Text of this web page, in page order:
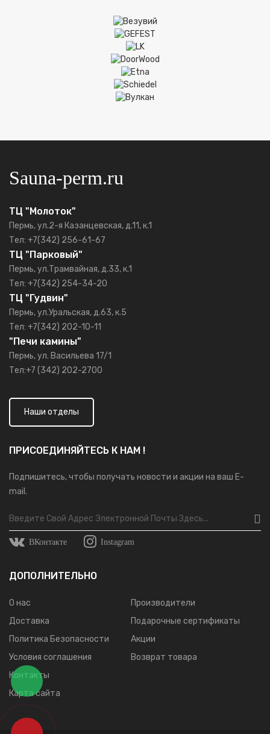
Sauna-perm.ru
ТЦ "Молоток"
Пермь, ул.2-я Казанцевская, д.11, к.1
Тел: +7(342) 256-61-67
ТЦ "Парковый"
Пермь, ул.Трамвайная, д.33, к.1
Тел: +7(342) 254-34-20
ТЦ "Гудвин"
Пермь, ул.Уральская, д.63, к.5
Тел: +7(342) 202-10-11
"Печи камины"
Пермь, ул. Васильева 17/1
Тел:+7 (342) 202-2700
Наши отделы
ПРИСОЕДИНЯЙТЕСЬ К НАМ !
Подпишитесь, чтобы получать новости и акции на ваш E-
mail.
ВКонтакте Instagram
ДОПОЛНИТЕЛЬНО
О нас
Доставка
Политика Безопасности
Условия соглашения
Контакты
Карта сайта
Производители
Подарочные сертификаты
Акции
Возврат товара